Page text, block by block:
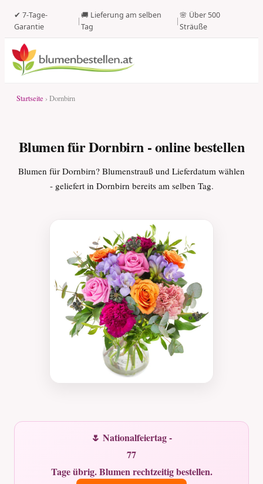
✔ 7-Tage-
Garantie
|
🚚 Lieferung am selben
Tag
|
🌸 Über 500
Sträuße
Startseite › Dornbirn
Blumen für Dornbirn - online bestellen
Blumen für Dornbirn? Blumenstrauß und Lieferdatum wählen
- geliefert in Dornbirn bereits am selben Tag.
🌷 Nationalfeiertag -
77
Tage übrig. Blumen rechtzeitig bestellen.